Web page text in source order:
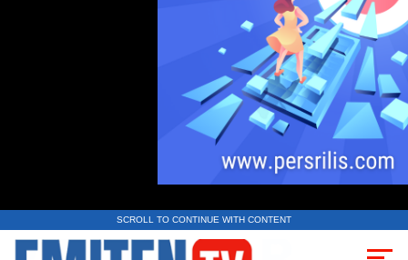
SCROLL TO CONTINUE WITH CONTENT